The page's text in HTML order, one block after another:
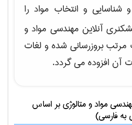
و انتخاب مواد را
آنلاین مهندسی مواد و
مرتب بروزرسانی شده و لغات
آن افزوده می گردد.
مواد و متالوژیبر اساس
به فارسی)